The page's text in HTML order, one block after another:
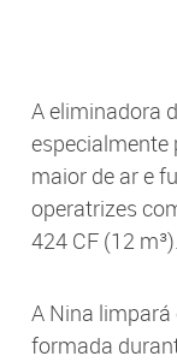
A eliminadora
especialmente
maior de ar e
operatrizes
424 CF (12 m³).
A Nina
formada